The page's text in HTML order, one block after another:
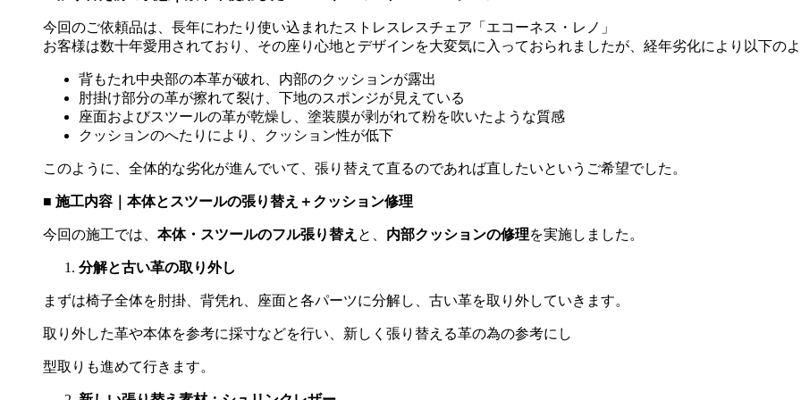
今回のご依頼品は、長年にわたり使い込まれたストレスレスチェア「エコーネス・レノ」
お客様は数十年愛用されており、その座り心地とデザインを大変気に入っておられましたが、経年劣化により以下の
背もたれ中央部の本革が破れ、内部のクッションが露出
肘掛け部分の革が擦れて裂け、下地のスポンジが見えている
座面およびスツールの革が乾燥し、塗装膜が剥がれて粉を吹いたような質感
クッションのへたりにより、クッション性が低下
このように、全体的な劣化が進んでいて、張り替えて直るのであれば直したいというご希望でした。
■ 施工内容｜本体とスツールの張り替え＋クッション修理
今回の施工では、 本体・スツールのフル張り替え と、 内部クッションの修理を実施しました。
分解と古い革の取り外し
まずは椅子全体を肘掛、背凭れ、座面と各パーツに分解し、古い革を取り外していきます。
取り外した革や本体を参考に採寸などを行い、新しく張り替える革の為の参考にし
型取りも進めて行きます。